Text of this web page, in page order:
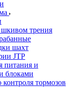
трения
шахт
JTP
питания и
блоками
тормозов